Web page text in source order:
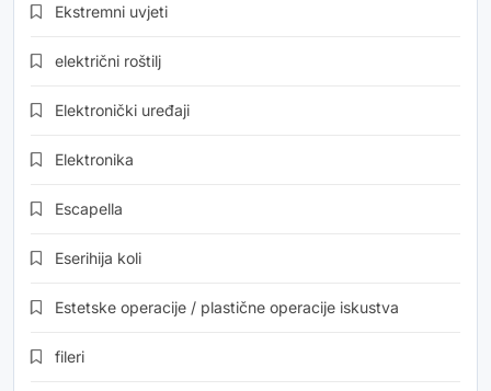
Ekstremni uvjeti
električni roštilj
Elektronički uređaji
Elektronika
Escapella
Eserihija koli
Estetske operacije / plastične operacije iskustva
fileri